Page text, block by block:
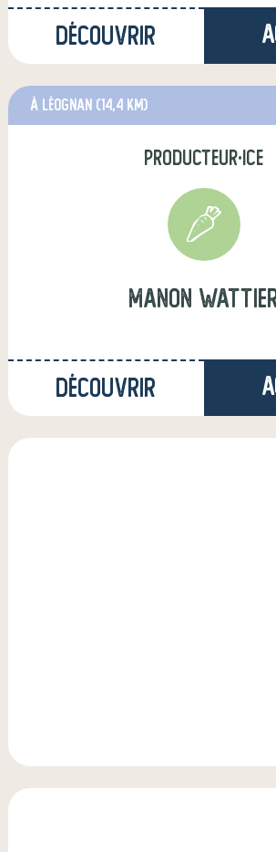
Découvrir
à Léognan (14,4 km)
producteur·ice
manon
Découvrir